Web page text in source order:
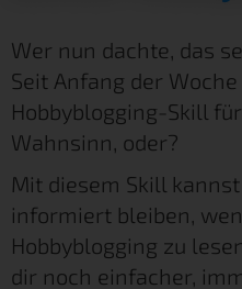
Wer nun dachte, das
Seit Anfang der
Hobbyblogging-Skill
Wahnsinn, oder?
Mit diesem Skill
informiert bleiben,
Hobbyblogging zu
dir noch einfacher,